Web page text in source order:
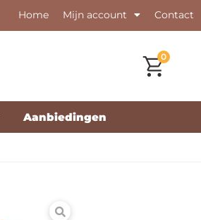
Home Mijn account Contact
0
Aanbiedingen